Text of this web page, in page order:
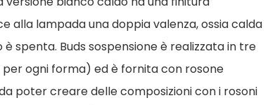
alla lampada una doppia valenza, ossia calda
spenta. Buds sospensione è realizzata in tre
ogni forma) ed è fornita con rosone
poter creare delle composizioni con i rosoni